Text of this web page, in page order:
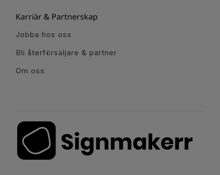
Karriär & Partnerskap
Jobba hos oss
Bli återförsäljare & partner
Om oss